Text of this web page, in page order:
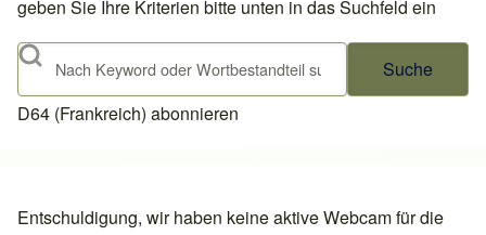
geben Sie Ihre Kriterien bitte unten in das Suchfeld ein
Suche
D64 (Frankreich) abonnieren
Entschuldigung, wir haben keine aktive Webcam für die